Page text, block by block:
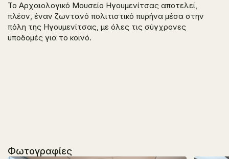
Το Αρχαιολογικό Μουσείο Ηγουμενίτσας αποτελεί,
πλέον, έναν ζωντανό πολιτιστικό πυρήνα μέσα στην
πόλη της Ηγουμενίτσας, με όλες τις σύγχρονες
υποδομές για το κοινό.
Φωτογραφίες